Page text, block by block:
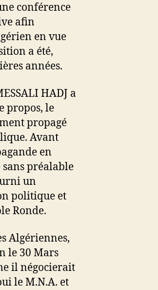
conférence
afin
en vue
a été,
années.
HADJ a
propos, le
propagé
Avant
en
sans préalable
un
politique et
Ronde.
Algériennes,
le 30 Mars
il négocierait
le M.N.A. et